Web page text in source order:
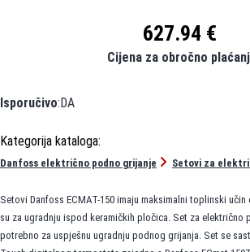
627.94 €
Cijena za obročno
Isporučivo:DA
Danfoss električno podno grijanje Setovi za
Setovi Danfoss ECMAT-150 imaju maksimalni toplinski učin
su za ugradnju ispod keramičkih pločica. Set za električno
potrebno za uspješnu ugradnju podnog grijanja. Set se